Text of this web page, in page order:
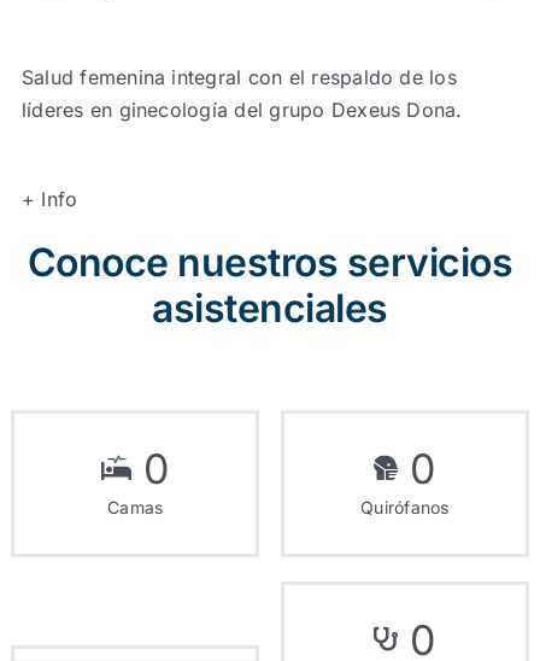
Salud femenina integral con el respaldo de los
líderes en ginecología del grupo Dexeus Dona.
+ Info
Conoce nuestros servicios
asistenciales
0
Camas
0
Quirófanos
0